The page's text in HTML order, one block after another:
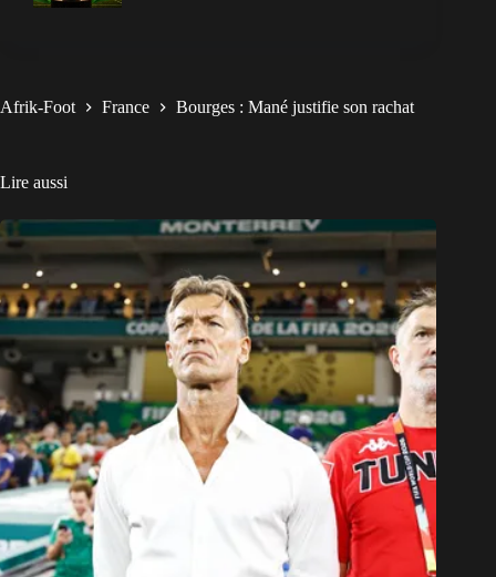
Afrik-Foot France Bourges : Mané justifie son rachat
Lire aussi